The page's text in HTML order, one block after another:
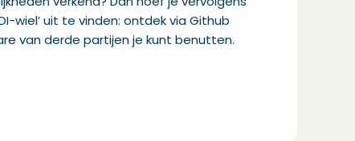
wiel’uit te vinden: ontdekviaGithub
van derde partijenje kunt benutten.